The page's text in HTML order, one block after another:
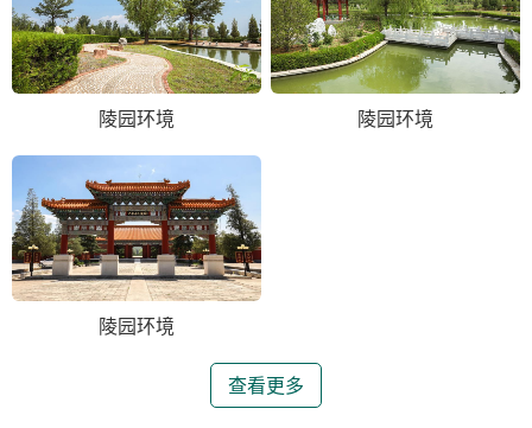
陵园环境 陵园环境
陵园环境
查看更多